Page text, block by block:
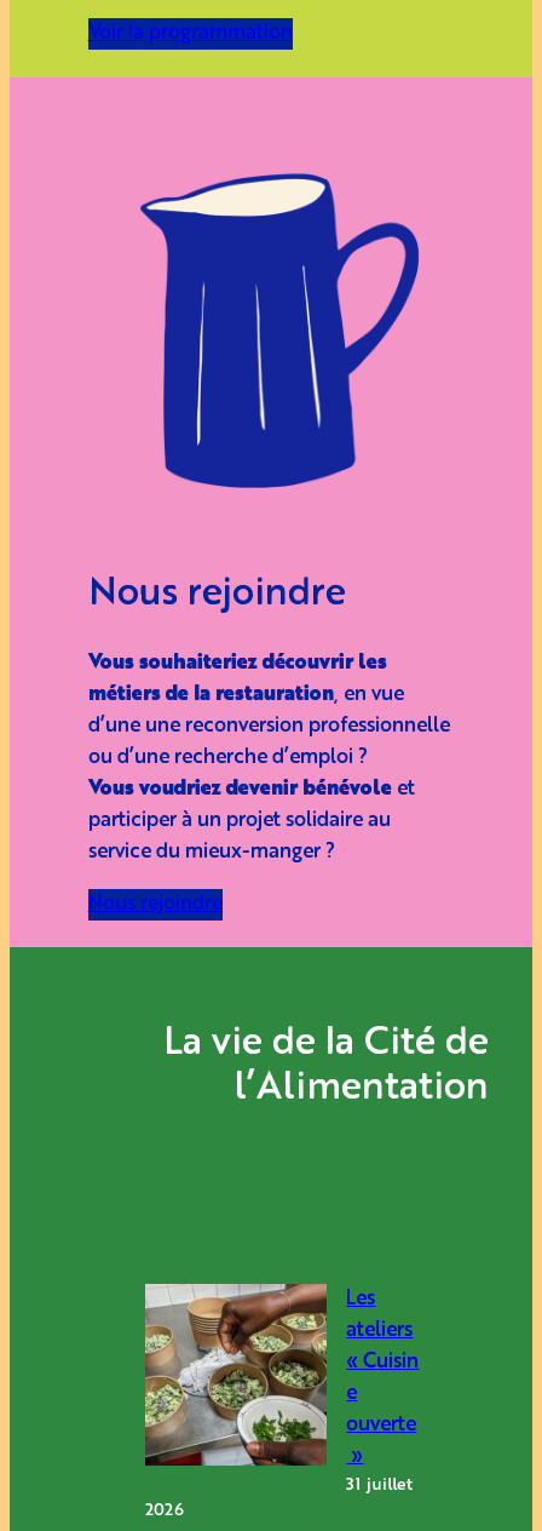
Voir la programmation
Nous rejoindre
Vous souhaiteriez découvrir les
métiers de la restauration, en vue
d’une une reconversion professionnelle
ou d’une recherche d’emploi ?
Vous voudriez devenir bénévoleet
participer à un projet solidaire au
service du mieux-manger ?
Nous rejoindre
La vie de la Cité de
l’Alimentation
Les
ateliers
« Cuisin
e
ouverte
»
31 juillet
2026